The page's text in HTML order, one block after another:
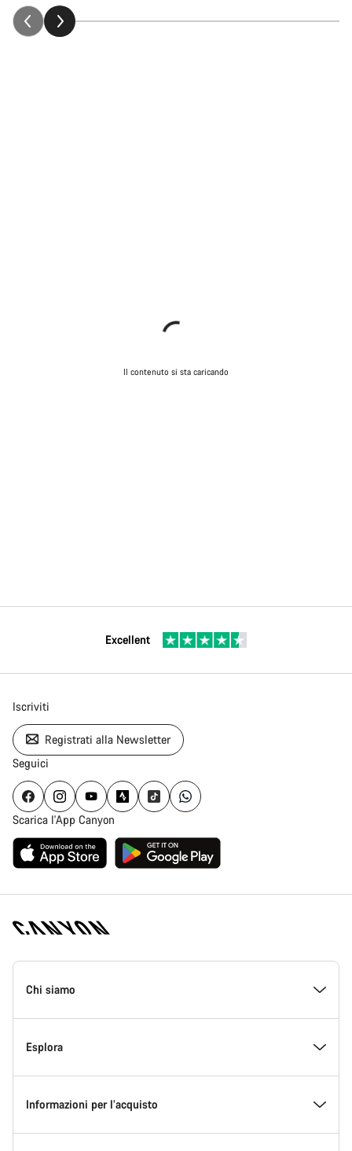
Il contenuto si sta caricando
Excellent
Iscriviti
Registrati alla Newsletter
Seguici
Scarica l'App Canyon
Piè
Home
Chi siamo
All’interno di Canyon
Innovazione in Canyon
Esplora
Eventi
Informazioni per l’acquisto